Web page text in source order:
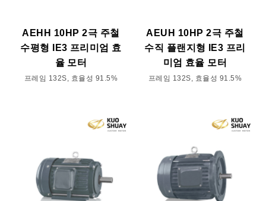
AEHH 10HP 2극 주철
수평형 IE3 프리미엄 효
율 모터
프레임 132S, 효율성 91.5%
AEUH 10HP 2극 주철
수직 플랜지형 IE3 프리
미엄 효율 모터
프레임 132S, 효율성 91.5%